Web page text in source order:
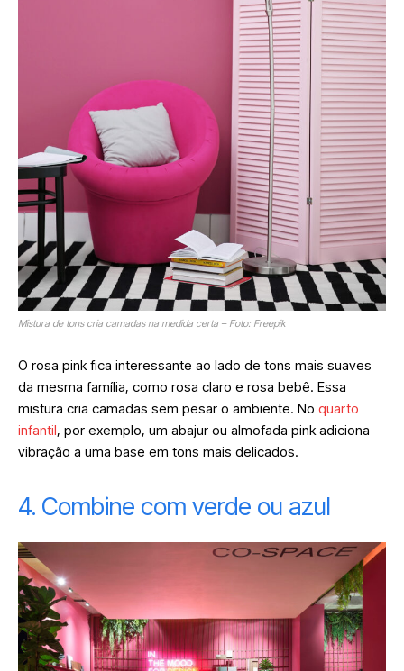
Mistura de tons cria camadas na medida certa – Foto: Freepik
O rosa pink fica interessante ao lado de tons mais suaves
da mesma família, como rosa claro e rosa bebê. Essa
mistura cria camadas sem pesar o ambiente. No quarto
infantil, por exemplo, um abajur ou almofada pink adiciona
vibração a uma base em tons mais delicados.
4. Combine com verde ou azul